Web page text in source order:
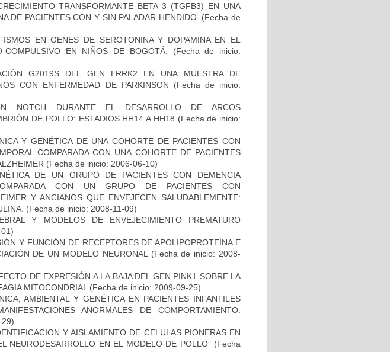
TRANSFORMANTE BETA 3 (TGFB3) EN UNA
DE PACIENTES CON Y SIN PALADAR HENDIDO. (Fecha de
EN GENES DE SEROTONINA Y DOPAMINA EN EL
COMPULSIVO EN NIÑOS DE BOGOTÁ.
(Fecha de inicio:
G2019S DEL GEN LRRK2 EN UNA MUESTRA DE
CON ENFERMEDAD DE PARKINSON (Fecha de inicio:
NOTCH DURANTE EL DESARROLLO DE ARCOS
DE POLLO: ESTADIOS HH14 A HH18 (Fecha de inicio:
Y GENÉTICA DE UNA COHORTE DE PACIENTES CON
COMPARADA CON UNA COHORTE DE PACIENTES
(Fecha de inicio: 2006-06-10)
DE UN GRUPO DE PACIENTES CON DEMENCIA
CON UN GRUPO DE PACIENTES CON
Y ANCIANOS QUE ENVEJECEN SALUDABLEMENTE:
(Fecha de inicio: 2008-11-09)
Y MODELOS DE ENVEJECIMIENTO PREMATURO
Y FUNCIÓN DE RECEPTORES DE APOLIPOPROTEÍNA E
DE UN MODELO NEURONAL
(Fecha de inicio: 2008-
DE EXPRESIÓN A LA BAJA DEL GEN PINK1 SOBRE LA
MITOCONDRIAL (Fecha de inicio: 2009-09-25)
AMBIENTAL Y GENÉTICA EN PACIENTES INFANTILES
ANORMALES DE COMPORTAMIENTO.
Y AISLAMIENTO DE CELULAS PIONERAS EN
NEURODESARROLLO EN EL MODELO DE POLLO”(Fecha